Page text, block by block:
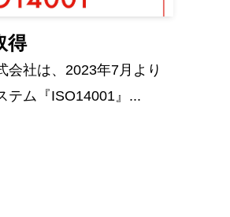
得
会社は、2023年7月より
テム『ISO14001』...